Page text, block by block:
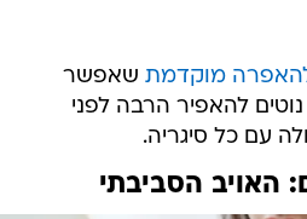
מוקדמת שאפשר
להאפיר הרבה לפני
עם כל סיגריה.